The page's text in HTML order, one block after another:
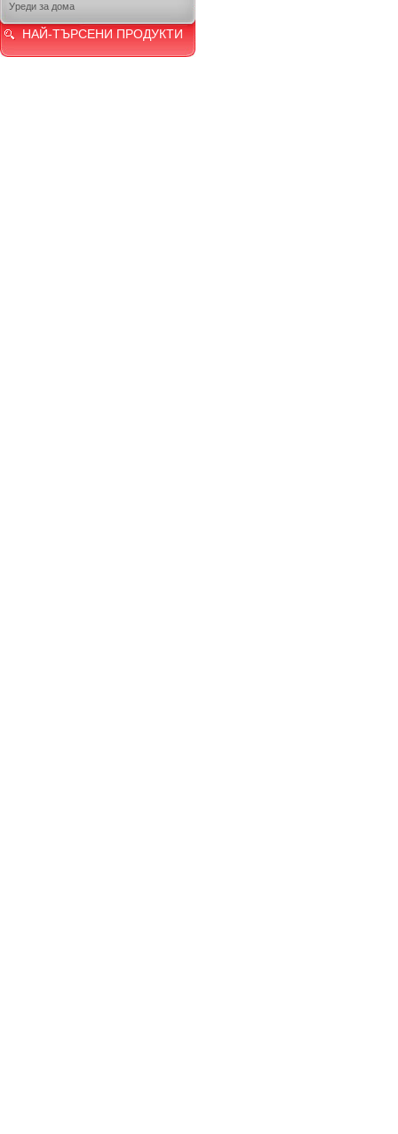
Уреди за дома
НАЙ-ТЪРСЕНИ ПРОДУКТИ